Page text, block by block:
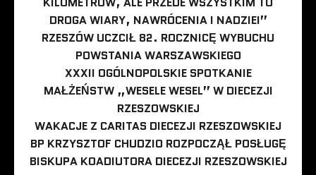
DROGA WIARY, NAWRÓCENIA I NADZIEI”
RZESZÓW UCZCIŁ 82. ROCZNICĘ WYBUCHU
POWSTANIA WARSZAWSKIEGO
XXXII OGÓLNOPOLSKIE SPOTKANIE
MAŁŻEŃSTW „WESELE WESEL” W DIECEZJI
RZESZOWSKIEJ
WAKACJE Z CARITAS DIECEZJI RZESZOWSKIEJ
BP KRZYSZTOF CHUDZIO ROZPOCZĄŁ POSŁUGĘ
BISKUPA KOADIUTORA DIECEZJI RZESZOWSKIEJ